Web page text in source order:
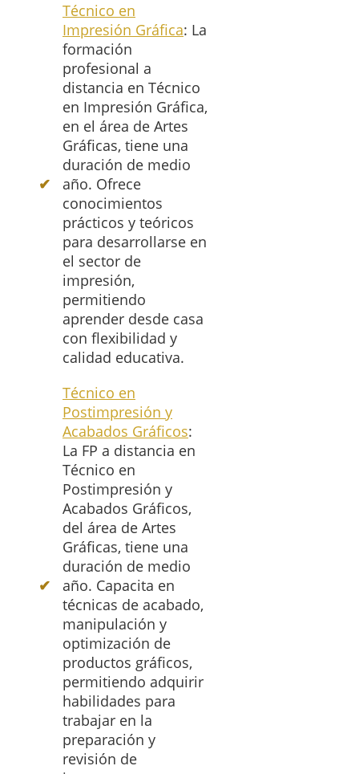
Técnico en
Impresión Gráfica: La
formación
profesional a
distancia en Técnico
en Impresión Gráfica,
en el área de Artes
Gráficas, tiene una
duración de medio
año. Ofrece
conocimientos
prácticos y teóricos
para desarrollarse en
el sector de
impresión,
permitiendo
aprender desde casa
con flexibilidad y
calidad educativa.
Técnico en
Postimpresión y
Acabados Gráficos:
La FP a distancia en
Técnico en
Postimpresión y
Acabados Gráficos,
del área de Artes
Gráficas, tiene una
duración de medio
año. Capacita en
técnicas de acabado,
manipulación y
optimización de
productos gráficos,
permitiendo adquirir
habilidades para
trabajar en la
preparación y
revisión de